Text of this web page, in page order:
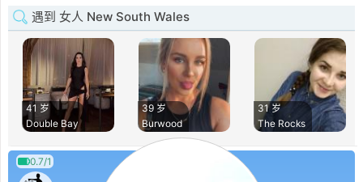
遇到 女人 New South Wales
41 岁
Double Bay
39 岁
Burwood
31 岁
The Rocks
0.7/1